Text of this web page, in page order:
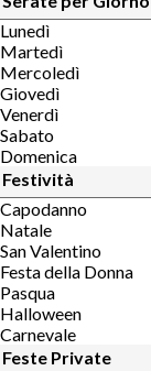
Lunedì
Martedì
Mercoledì
Giovedì
Venerdì
Sabato
Domenica
Festività
Capodanno
Natale
San Valentino
Festa della Donna
Pasqua
Halloween
Carnevale
Feste Private